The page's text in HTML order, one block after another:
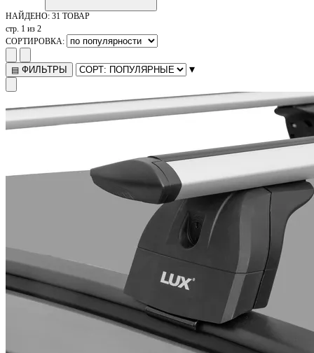
НАЙДЕНО: 31 ТОВАР
стр. 1 из 2
СОРТИРОВКА:
▤ ФИЛЬТРЫ ▾